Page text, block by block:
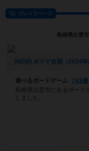
プレイスペース
島根県出雲
[NEW] ボドゲ合宿（2024年
遊べるボードゲーム
741個
島根県出雲市にあるボー
しました。